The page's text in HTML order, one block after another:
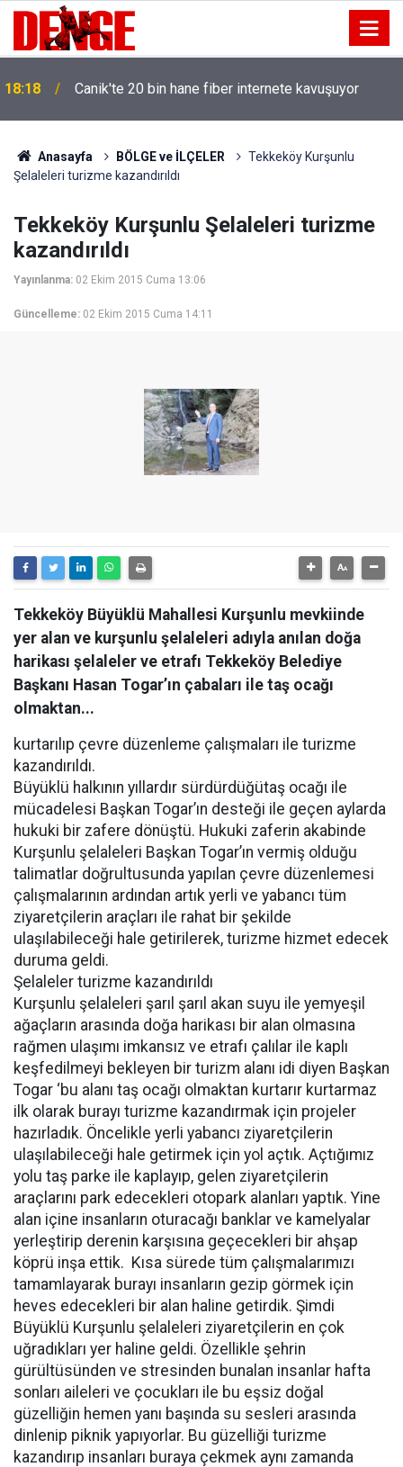
18:18 Canik'te 20 bin hane fiber internete kavuşuyor
Anasayfa BÖLGE ve İLÇELER
Tekkeköy Kurşunlu
Şelaleleri turizme kazandırıldı
Tekkeköy Kurşunlu Şelaleleri turizme
kazandırıldı
Yayınlanma: 02 Ekim 2015 Cuma 13:06
Güncelleme: 02 Ekim 2015 Cuma 14:11
Tekkeköy Büyüklü Mahallesi Kurşunlu mevkiinde
yer alan ve kurşunlu şelaleleri adıyla anılan doğa
harikası şelaleler ve etrafı Tekkeköy Belediye
Başkanı Hasan Togar’ın çabaları ile taş ocağı
olmaktan...
kurtarılıp çevre düzenleme çalışmaları ile turizme
kazandırıldı.
Büyüklü halkının yıllardır sürdürdüğütaş ocağı ile
mücadelesi Başkan Togar’ın desteği ile geçen aylarda
hukuki bir zafere dönüştü. Hukuki zaferin akabinde
Kurşunlu şelaleleri Başkan Togar’ın vermiş olduğu
talimatlar doğrultusunda yapılan çevre düzenlemesi
çalışmalarının ardından artık yerli ve yabancı tüm
ziyaretçilerin araçları ile rahat bir şekilde
ulaşılabileceği hale getirilerek, turizme hizmet edecek
duruma geldi.
Şelaleler turizme kazandırıldı
Kurşunlu şelaleleri şarıl şarıl akan suyu ile yemyeşil
ağaçların arasında doğa harikası bir alan olmasına
rağmen ulaşımı imkansız ve etrafı çalılar ile kaplı
keşfedilmeyi bekleyen bir turizm alanı idi diyen Başkan
Togar ‘bu alanı taş ocağı olmaktan kurtarır kurtarmaz
ilk olarak burayı turizme kazandırmak için projeler
hazırladık. Öncelikle yerli yabancı ziyaretçilerin
ulaşılabileceği hale getirmek için yol açtık. Açtığımız
yolu taş parke ile kaplayıp, gelen ziyaretçilerin
araçlarını park edecekleri otopark alanları yaptık. Yine
alan içine insanların oturacağı banklar ve kamelyalar
yerleştirip derenin karşısına geçecekleri bir ahşap
köprü inşa ettik. Kısa sürede tüm çalışmalarımızı
tamamlayarak burayı insanların gezip görmek için
heves edecekleri bir alan haline getirdik. Şimdi
Büyüklü Kurşunlu şelaleleri ziyaretçilerin en çok
uğradıkları yer haline geldi. Özellikle şehrin
gürültüsünden ve stresinden bunalan insanlar hafta
sonları aileleri ve çocukları ile bu eşsiz doğal
güzelliğin hemen yanı başında su sesleri arasında
dinlenip piknik yapıyorlar. Bu güzelliği turizme
kazandırıp insanları buraya çekmek aynı zamanda